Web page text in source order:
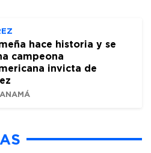
hace historia y se
campeona
invicta de